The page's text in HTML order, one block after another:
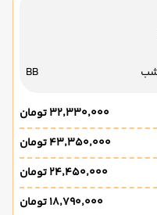
BB
۳۲٬۳۳۰٬۰۰۰ تومان
۴۳٬۳۵۰٬۰۰۰ تومان
۲۴٬۴۵۰٬۰۰۰ تومان
۱۸٬۷۹۰٬۰۰۰ تومان